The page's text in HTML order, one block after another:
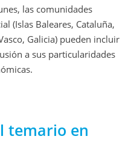
las comunidades
(Islas Baleares, Cataluña,
Galicia) pueden incluir
a sus particularidades
temario en